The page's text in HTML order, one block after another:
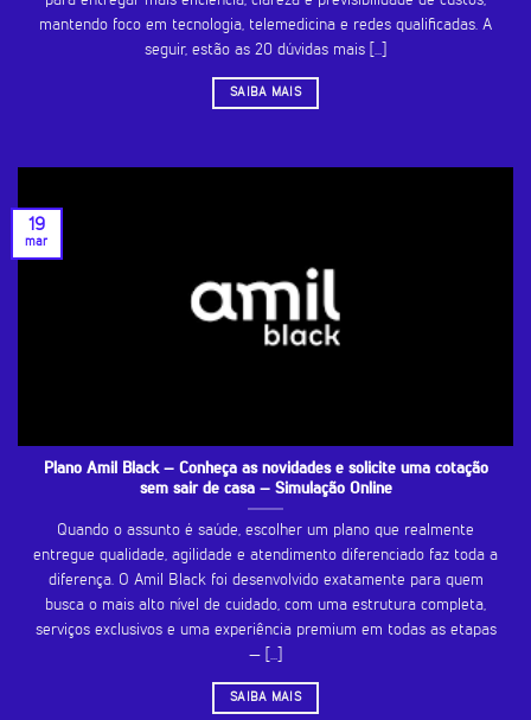
mantendo foco em tecnologia, telemedicina e redes qualificadas. A
seguir, estão as 20 dúvidas mais [...]
SAIBA MAIS
Plano Amil Black – Conheça as novidades e solicite uma cotação
sem sair de casa – Simulação Online
Quando o assunto é saúde, escolher um plano que realmente
entregue qualidade, agilidade e atendimento diferenciado faz toda a
diferença. O Amil Black foi desenvolvido exatamente para quem
busca o mais alto nível de cuidado, com uma estrutura completa,
serviços exclusivos e uma experiência premium em todas as etapas
— [...]
SAIBA MAIS
19
mar